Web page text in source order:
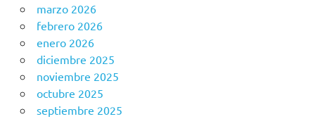
marzo 2026
febrero 2026
enero 2026
diciembre 2025
noviembre 2025
octubre 2025
septiembre 2025